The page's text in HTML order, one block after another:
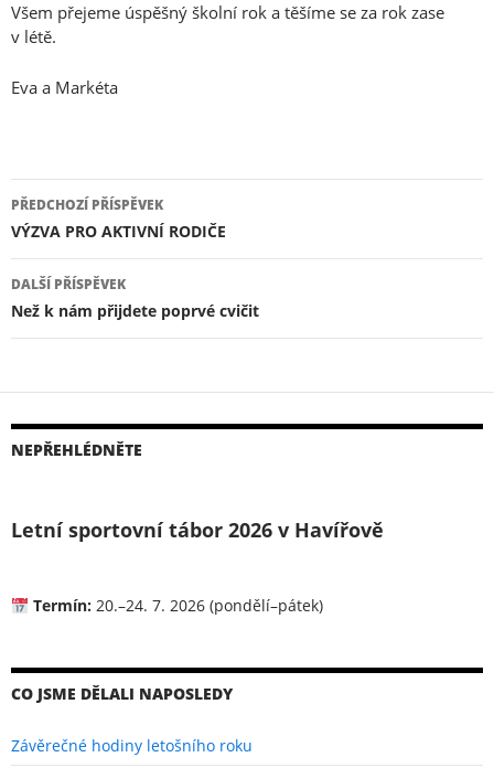
Všem přejeme úspěšný školní rok a těšíme se za rok zase
v létě.
Eva a Markéta
pro
příspěvky
PŘEDCHOZÍ PŘÍSPĚVEK
VÝZVA PRO AKTIVNÍ RODIČE
DALŠÍ PŘÍSPĚVEK
Než k nám přijdete poprvé cvičit
NEPŘEHLÉDNĚTE
Letní sportovní tábor 2026 v Havířově
Termín:20.–24. 7. 2026 (pondělí–pátek)
CO JSME DĚLALI NAPOSLEDY
Závěrečné hodiny letošního roku